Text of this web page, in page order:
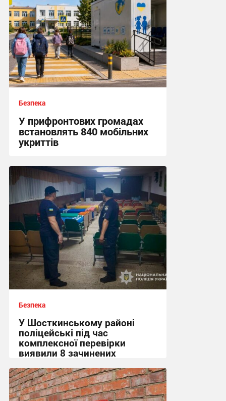
Безпека
У прифронтових громадах
встановлять 840 мобільних
укриттів
12:57 сьогодні
Безпека
У Шосткинському районі
поліцейські під час
комплексної перевірки
виявили 8 зачинених
15:36, 7.08.2026